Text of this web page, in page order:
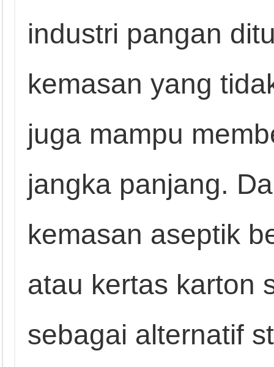
industri pangan
kemasan yang
juga mampu
jangka panjang.
kemasan aseptik
atau kertas karton
sebagai alternatif